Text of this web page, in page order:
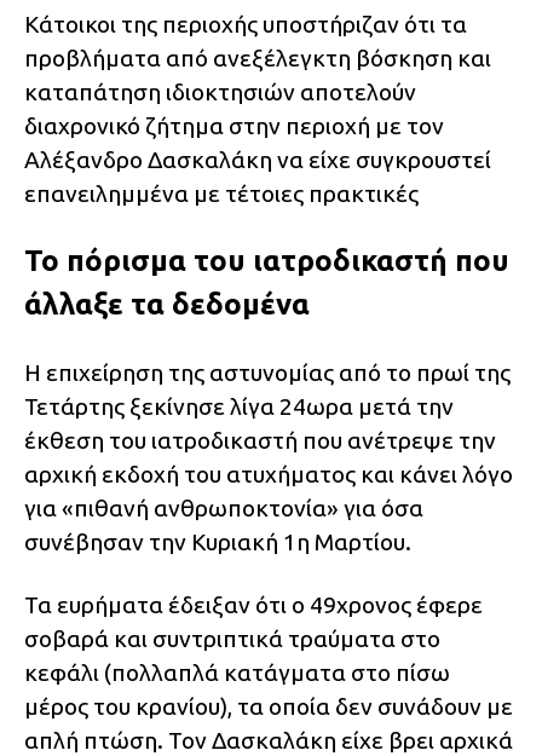
Κάτοικοι της περιοχής υποστήριζαν ότι τα
προβλήματα από ανεξέλεγκτη βόσκηση και
καταπάτηση ιδιοκτησιών αποτελούν
διαχρονικό ζήτημα στην περιοχή με τον
Αλέξανδρο Δασκαλάκη να είχε συγκρουστεί
επανειλημμένα με τέτοιες πρακτικές
Το πόρισμα του ιατροδικαστή που
άλλαξε τα δεδομένα
Η επιχείρηση της αστυνομίας από το πρωί της
Τετάρτης ξεκίνησε λίγα 24ωρα μετά την
έκθεση του ιατροδικαστή που ανέτρεψε την
αρχική εκδοχή του ατυχήματος και κάνει λόγο
για «πιθανή ανθρωποκτονία» για όσα
συνέβησαν την Κυριακή 1η Μαρτίου.
Τα ευρήματα έδειξαν ότι ο 49χρονος έφερε
σοβαρά και συντριπτικά τραύματα στο
κεφάλι (πολλαπλά κατάγματα στο πίσω
μέρος του κρανίου), τα οποία δεν συνάδουν με
απλή πτώση. Τον Δασκαλάκη είχε βρει αρχικά